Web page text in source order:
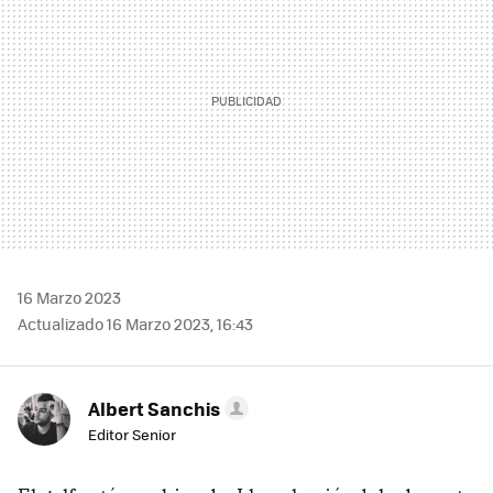
16 Marzo 2023
Actualizado 16 Marzo 2023, 16:43
Albert Sanchis
Editor Senior